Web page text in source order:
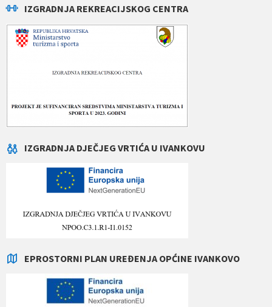
IZGRADNJA REKREACIJSKOG CENTRA
IZGRADNJA DJEČJEG VRTIĆA U IVANKOVU
EPROSTORNI PLAN UREĐENJA OPĆINE IVANKOVO